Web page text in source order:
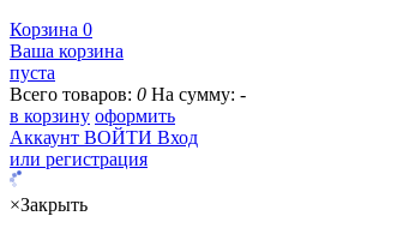
Корзина 0
Ваша корзина
пуста
Всего товаров: 0 На сумму: -
в корзину оформить
Аккаунт ВОЙТИ Вход
или регистрация
×Закрыть